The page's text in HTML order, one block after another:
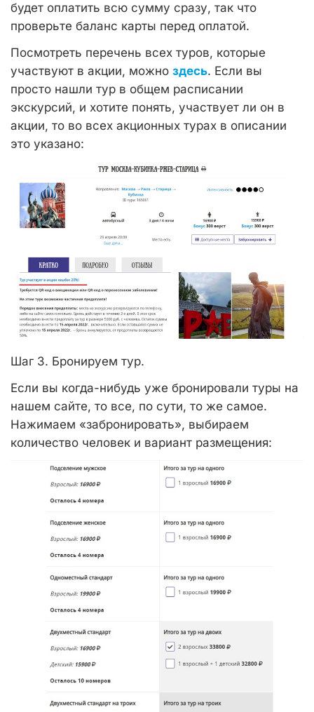
будет оплатить всю сумму сразу, так что
проверьте баланс карты перед оплатой.
Посмотреть перечень всех туров, которые
участвуют в акции, можно здесь. Если вы
просто нашли тур в общем расписании
экскурсий, и хотите понять, участвует ли он в
акции, то во всех акционных турах в описании
это указано:
Шаг 3. Бронируем тур.
Если вы когда-нибудь уже бронировали туры на
нашем сайте, то все, по сути, то же самое.
Нажимаем «забронировать», выбираем
количество человек и вариант размещения: